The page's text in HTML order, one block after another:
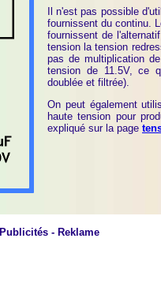
Il n'est pas possible
fournissent du continu.
fournissent de
tension la tension
pas de multiplication
tension de 11.5V, ce
doublée et filtrée).
On peut également
haute tension pour
expliqué sur la page
Publicités - Reklame